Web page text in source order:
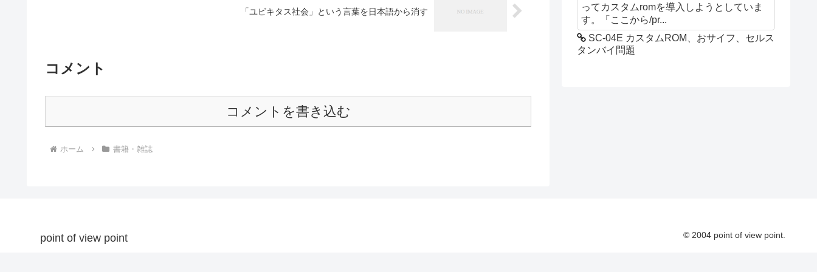
「ユビキタス社会」という言葉を日本語から消す
コメント
コメントを書き込む
ホーム 書籍・雑誌
ってカスタムromを導入しようとしていま
す。「ここから/pr...
SC-04E カスタムROM、おサイフ、セルス
タンバイ問題
point of view point © 2004 point of view point.